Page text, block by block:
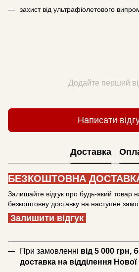
захист від ультрафіолетового
Додайте перший
Написати
Доставка
БЕЗКОШТОВНА
Залишайте відгук про будь-який товар
безкоштовну доставку на наступне
Залишити відгук
При замовленні від 5 000 грн,
доставка на відділення